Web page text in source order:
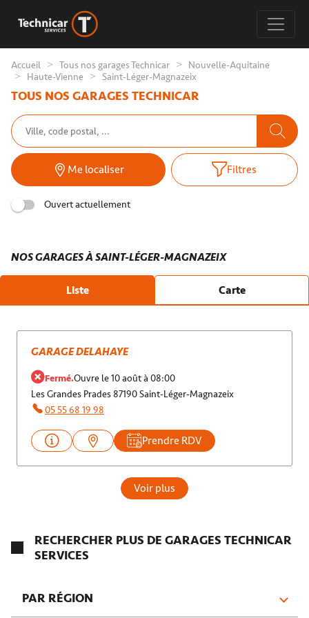
Accueil Tous nos garages Technicar
Nouvelle-Aquitaine
Haute-Vienne
Saint-Léger-Magnazeix
TOUS NOS GARAGES TECHNICAR
Me localiser Filtres
Ouvert actuellement
NOS GARAGES À SAINT-LÉGER-MAGNAZEIX
Liste Carte
GARAGE DELAHAYE
Fermé.Ouvre le 10 août à 08:00
Les Grandes Prades 87190 Saint-Léger-Magnazeix
05 55 68 19 98
Prendre RDV
Voir plus
RECHERCHER PLUS DE GARAGES TECHNICAR
SERVICES
PAR RÉGION